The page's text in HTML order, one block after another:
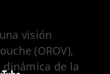
visión
(OROV),
de la